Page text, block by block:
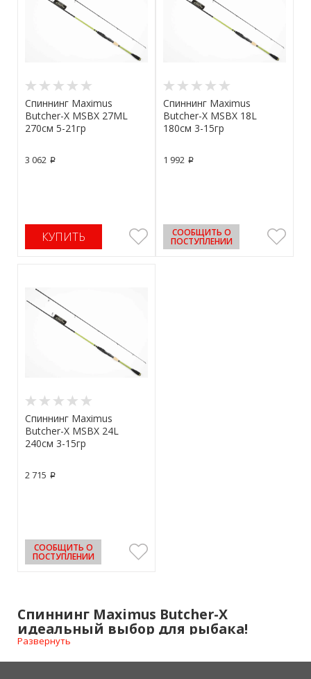
Спиннинг Maximus
Butcher-X MSBX 27ML
270см 5-21гр
3 062 p
КУПИТЬ
Спиннинг Maximus
Butcher-X MSBX 18L
180см 3-15гр
1 992 p
СООБЩИТЬ О
ПОСТУПЛЕНИИ
Спиннинг Maximus
Butcher-X MSBX 24L
240см 3-15гр
2 715 p
СООБЩИТЬ О
ПОСТУПЛЕНИИ
Спиннинг Maximus Butcher-X
идеальный выбор для рыбака!
Ищете надежный спиннинг для рыбалки? Спиннинг
Maximus Butcher-Xэто именно то, что вам нужно! Эта
Развернуть